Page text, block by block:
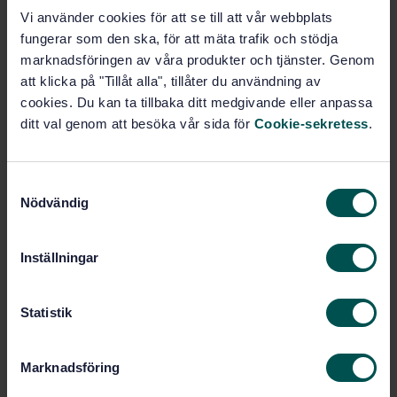
Vi använder cookies för att se till att vår webbplats
fungerar som den ska, för att mäta trafik och stödja
marknadsföringen av våra produkter och tjänster. Genom
att klicka på "Tillåt alla", tillåter du användning av
cookies. Du kan ta tillbaka ditt medgivande eller anpassa
ditt val genom att besöka vår sida för Cookie-sekretess.
Nödvändig
Inställningar
Statistik
Marknadsföring
Prenumerera på standarden - Läs mer
Pris:1 250 SEK
Lägg i varukorgen
Livsmedelsanalyser, SIS/TK
435/AG 05
Determination of calcium, copper, iron,
magnesium, manganese, phosphorus,